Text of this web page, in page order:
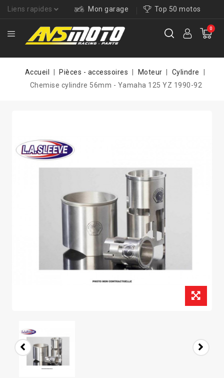
Liens rapides Mon garage Top 50 motos
0
Accueil Pièces - accessoires Moteur
Cylindre
Chemise cylindre 56mm - Yamaha 125 YZ 1990-92